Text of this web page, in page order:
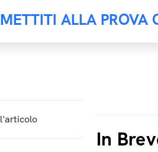
METTITI ALLA PROVA
In